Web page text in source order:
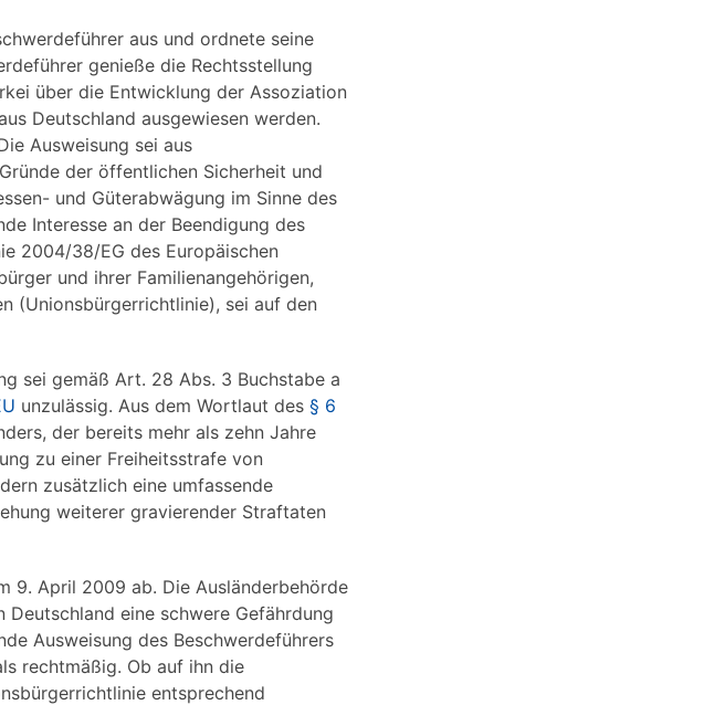
aus und ordnete seine
genieße die Rechtsstellung
über die Entwicklung der Assoziation
Deutschland ausgewiesen werden.
Ausweisung sei aus
der öffentlichen Sicherheit und
und Güterabwägung im Sinne des
Interesse an der Beendigung des
2004/38/EG des Europäischen
und ihrer Familienangehörigen,
(Unionsbürgerrichtlinie), sei auf den
sei gemäß Art. 28 Abs. 3 Buchstabe a
unzulässig. Aus dem Wortlaut des § 6
der bereits mehr als zehn Jahre
zu einer Freiheitsstrafe von
zusätzlich eine umfassende
weiterer gravierender Straftaten
9. April 2009 ab. Die Ausländerbehörde
eine schwere Gefährdung
Ausweisung des Beschwerdeführers
rechtmäßig. Ob auf ihn die
entsprechend